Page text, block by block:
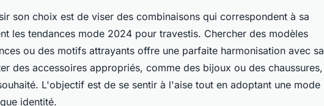
son choix est de viser des combinaisons qui correspondent à sa
les tendances mode 2024 pour travestis. Chercher des modèles
ou des motifs attrayants offre une parfaite harmonisation avec sa
des accessoires appropriés, comme des bijoux ou des chaussures,
L'objectif est de se sentir à l'aise tout en adoptant une mode
identité.